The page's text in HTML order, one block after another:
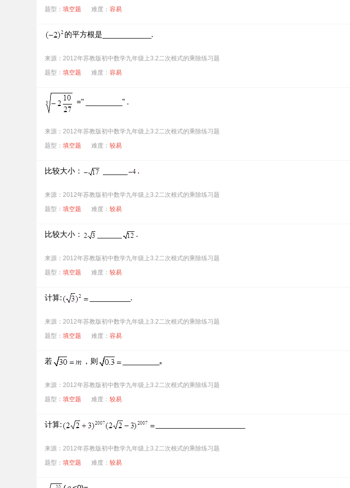
题型： 填空题 难度： 容易
的平方根是____________.
来源：2012年苏教版初中数学九年级上3.2二次根式的乘除练习题
题型： 填空题 难度： 容易
=" _________" .
来源：2012年苏教版初中数学九年级上3.2二次根式的乘除练习题
题型： 填空题 难度： 较易
比较大小： .
来源：2012年苏教版初中数学九年级上3.2二次根式的乘除练习题
题型： 填空题 难度： 较易
比较大小： .
来源：2012年苏教版初中数学九年级上3.2二次根式的乘除练习题
题型： 填空题 难度： 较易
计算: __________.
来源：2012年苏教版初中数学九年级上3.2二次根式的乘除练习题
题型： 填空题 难度： 容易
若 ，则 _________｡
来源：2012年苏教版初中数学九年级上3.2二次根式的乘除练习题
题型： 填空题 难度： 较易
计算:
来源：2012年苏教版初中数学九年级上3.2二次根式的乘除练习题
题型： 填空题 难度： 较易